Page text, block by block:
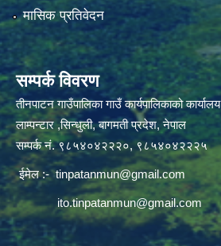
मासिक प्रतिवेदन
सम्पर्क विवरण
तीनपाटन गाउँपालिका गाउँ कार्यपालिकाको कार्यालय
लाम्पन्टार ,सिन्धुली, बागमती प्रदेश, नेपाल
सम्पर्क नं. ९८५४०४२२२०, ९८५४०४२२२५
ईमेल :-tinpatanmun@gmail.com
ito.tinpatanmun@gmail.com